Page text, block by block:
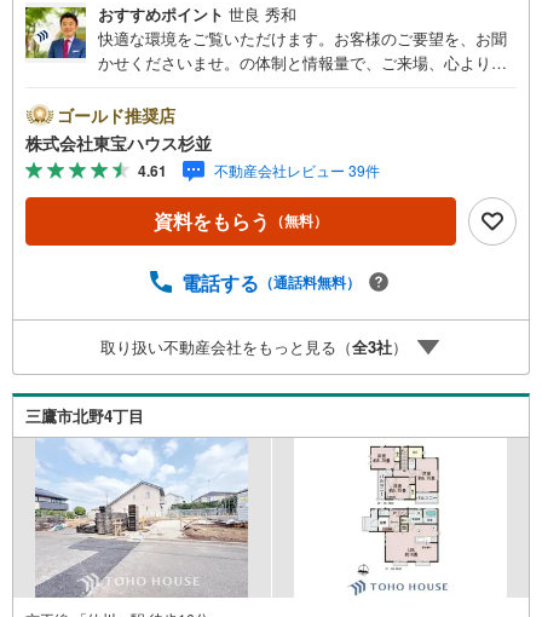
おすすめポイント 世良 秀和
快適な環境をご覧いただけます。お客様のご要望を、お聞
かせくださいませ。の体制と情報量で、ご来場、心よりお
「未来カレンダー」のご提案。・ 未来に起こるであろうご
自宅リフォームをオンライン上でご提案「ミラカレクラ
ブ」。・ 不動産売却時、ご自宅を綺麗にかつ瀟洒にさせる
CG加工ホームステイジングサービス。・ 購入者様へ、税
理士による確定申告の無料セミナーをご招待いたします。
◆ご予約に際して◆日時のご希望をお伝えください。（も
（居住中物件）の手配が必要な場合がございますのでご容
案内が可能となりますのでお手数ですがご一報ください。
◆物件のご案内は◆弊社へのご来社、お客様宅へのお迎
え・最寄駅での待ち合わせ、物件周辺のコンビニ等でお待
ち合わせなど、ご希望をお伝えください。ご希望条件をお
伝え頂けましたら、ご見学希望物件以外の資料も用意して
参ります。もちろん他の物件も併せてご案内させていただ
きます。
ゴールド推奨店
株式会社東宝ハウス杉並
4.61 不動産会社レビュー 39件
資料をもらう （無料）
電話する （通話料無料）
取り扱い不動産会社をもっと見る（全3社）
三鷹市北野4丁目